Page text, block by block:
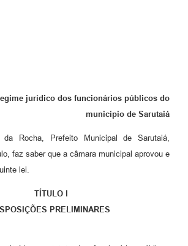
jurídico dos funcionários públicos do
município de Sarutaiá
da Rocha, Prefeito Municipal de Sarutaiá,
faz saber que a câmara municipal aprovou e
lei.
TÍTULO I
PRELIMINARES